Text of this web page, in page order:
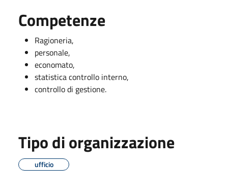
Competenze
Ragioneria,
personale,
economato,
statistica controllo interno,
controllo di gestione.
Tipo di organizzazione
ufficio